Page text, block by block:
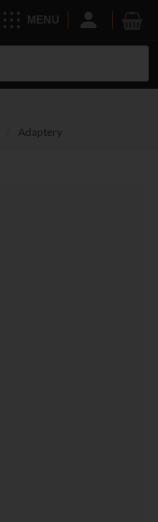
MENU
Adaptery